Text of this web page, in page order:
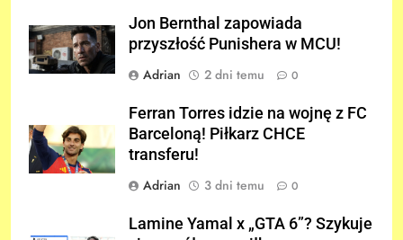
Jon Bernthal zapowiada
przyszłość Punishera w MCU!
Adrian
2 dni temu 0
Ferran Torres idzie na wojnę z FC
Barceloną! Piłkarz CHCE
transferu!
Adrian
3 dni temu 0
Lamine Yamal x „GTA 6”? Szykuje